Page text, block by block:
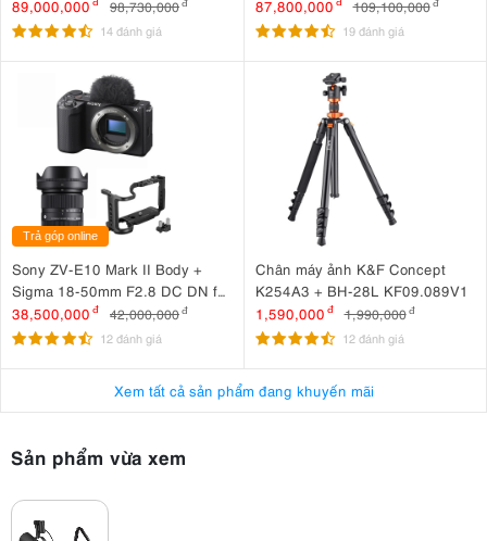
89,000,000 98,730,000đ
14 đánh giá
105mm F4 L IS USM
87,800,000 109,100,000 đ
19 đánh giá
Trả góp online
Sony ZV-E10 Mark II Body +
Sigma 18-50mm F2.8 DC DN for
Sony + SmallRig Cage for Sony
ZV-E10 II 4867
38,500,000 đ 42,000,000đ
12 đánh giá
Chân máy ảnh K&F Concept
K254A3 + BH-28L KF09.089V1
1,590,000 đ 1,990,000 đ
12 đánh giá
Xem tất cả sản phẩm đang khuyến mãi
Sản phẩm vừa xem